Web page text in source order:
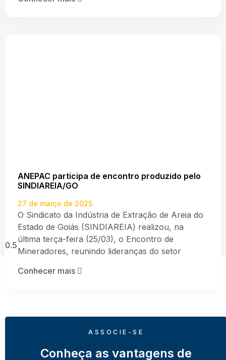
ANEPAC participa de encontro produzido pelo
SINDIAREIA/GO
27 de março de 2025
O Sindicato da Indústria de Extração de Areia do
Estado de Goiás (SINDIAREIA) realizou, na
última terça-feira (25/03), o Encontro de
Mineradores, reunindo lideranças do setor
Conhecer mais
ASSOCIE-SE
Conheça as vantagens de